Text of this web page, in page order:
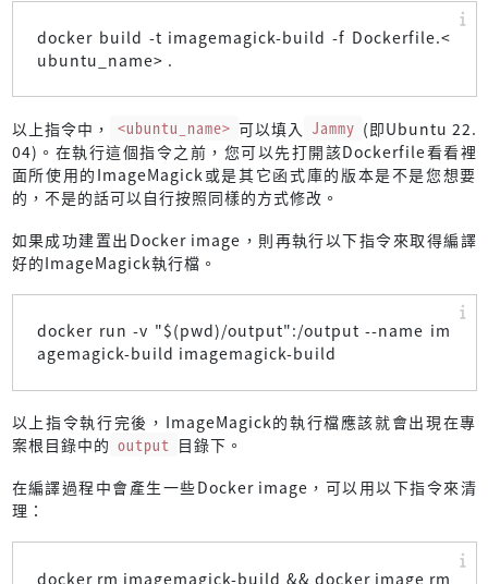
docker build -t imagemagick-build -f Dockerfile.<
ubuntu_name> .
以上指令中， <ubuntu_name> 可以填入 Jammy (即Ubuntu 22.
04)。在執行這個指令之前，您可以先打開該Dockerfile看看裡
面所使用的ImageMagick或是其它函式庫的版本是不是您想要
的，不是的話可以自行按照同樣的方式修改。
如果成功建置出Docker image，則再執行以下指令來取得編譯
好的ImageMagick執行檔。
docker run -v "$(pwd)/output":/output --name im
agemagick-build imagemagick-build
以上指令執行完後，ImageMagick的執行檔應該就會出現在專
案根目錄中的 output 目錄下。
在編譯過程中會產生一些Docker image，可以用以下指令來清
理：
docker rm imagemagick-build && docker image rm